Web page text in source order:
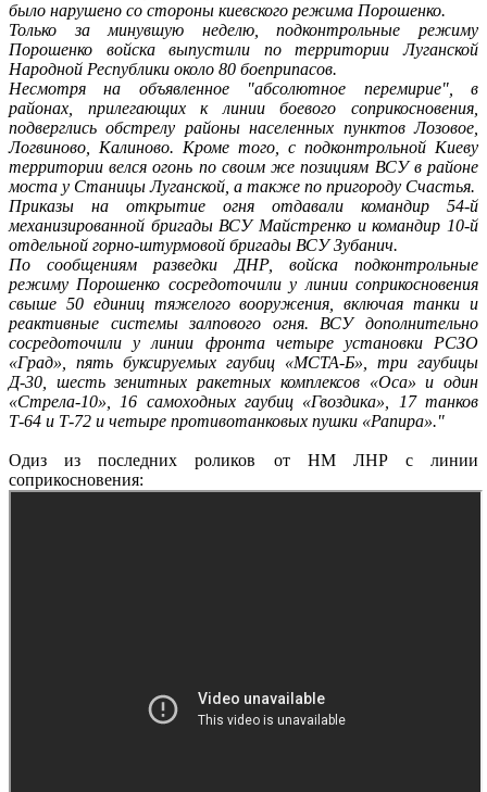
было нарушено со стороны киевского режима Порошенко.
Только за минувшую неделю, подконтрольные режиму
Порошенко войска выпустили по территории Луганской
Народной Республики около 80 боеприпасов.
Несмотря на объявленное "абсолютное перемирие", в
районах, прилегающих к линии боевого соприкосновения,
подверглись обстрелу районы населенных пунктов Лозовое,
Логвиново, Калиново. Кроме того, с подконтрольной Киеву
территории велся огонь по своим же позициям ВСУ в районе
моста у Станицы Луганской, а также по пригороду Счастья.
Приказы на открытие огня отдавали командир 54-й
механизированной бригады ВСУ Майстренко и командир 10-й
отдельной горно-штурмовой бригады ВСУ Зубанич.
По сообщениям разведки ДНР, войска подконтрольные
режиму Порошенко сосредоточили у линии соприкосновения
свыше 50 единиц тяжелого вооружения, включая танки и
реактивные системы залпового огня. ВСУ дополнительно
сосредоточили у линии фронта четыре установки РСЗО
«Град», пять буксируемых гаубиц «МСТА-Б», три гаубицы
Д-30, шесть зенитных ракетных комплексов «Оса» и один
«Стрела-10», 16 самоходных гаубиц «Гвоздика», 17 танков
Т-64 и Т-72 и четыре противотанковых пушки «Рапира»."
Одиз из последних роликов от НМ ЛНР с линии
соприкосновения: